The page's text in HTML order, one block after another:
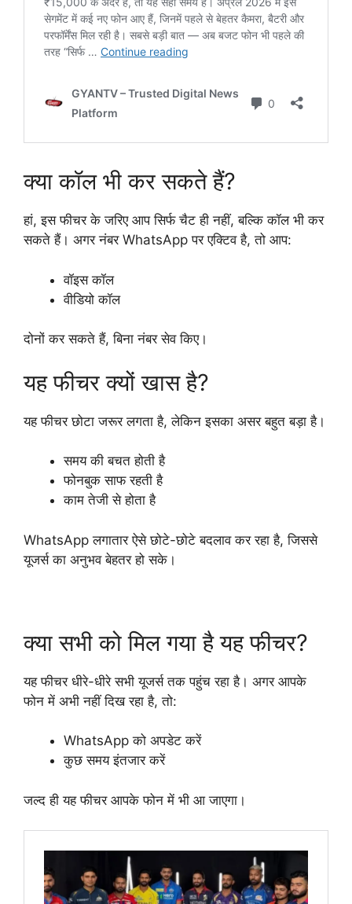
क्या कॉल भी कर सकते हैं?
हां, इस फीचर के जरिए आप सिर्फ चैट ही नहीं, बल्कि कॉल भी कर
सकते हैं। अगर नंबर WhatsApp पर एक्टिव है, तो आप:
वॉइस कॉल
वीडियो कॉल
दोनों कर सकते हैं, बिना नंबर सेव किए।
यह फीचर क्यों खास है?
यह फीचर छोटा जरूर लगता है, लेकिन इसका असर बहुत बड़ा है।
समय की बचत होती है
फोनबुक साफ रहती है
काम तेजी से होता है
WhatsApp लगातार ऐसे छोटे-छोटे बदलाव कर रहा है, जिससे
यूजर्स का अनुभव बेहतर हो सके।
क्या सभी को मिल गया है यह फीचर?
यह फीचर धीरे-धीरे सभी यूजर्स तक पहुंच रहा है। अगर आपके
फोन में अभी नहीं दिख रहा है, तो:
WhatsApp को अपडेट करें
कुछ समय इंतजार करें
जल्द ही यह फीचर आपके फोन में भी आ जाएगा।